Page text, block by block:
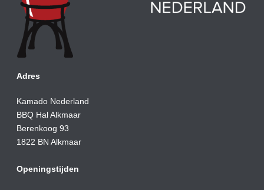
Adres
Kamado Nederland
BBQ Hal Alkmaar
Berenkoog 93
1822 BN Alkmaar
Openingstijden